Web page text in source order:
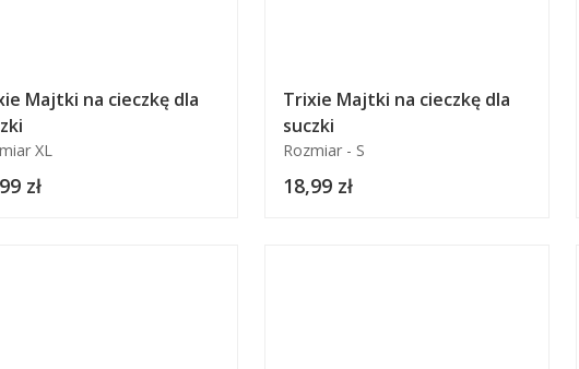
Majtki na cieczkę dla
XL
zł
Trixie Majtki na cieczkę dla
suczki
Rozmiar - S
18,99 zł